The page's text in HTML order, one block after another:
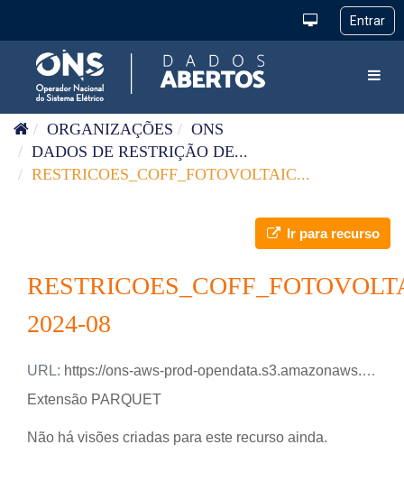
ORGANIZAÇÕES
ONS
DADOS DE RESTRIÇÃO DE...
RESTRICOES_COFF_FOTOVOLTAIC...
Ir para recurso
2024-08
URL: https://ons-aws-prod-opendata.s3.amazonaws.com/dataset/restricao_coff_fotovoltaica_tm/RESTRICAO_COFF_FOTOVOLTAICA_2024_08.parquet
Extensão PARQUET
Não há visões criadas para este recurso ainda.